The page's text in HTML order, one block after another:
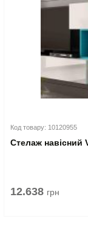
Код товару: 10120955
Стелаж навісний
12.638 грн